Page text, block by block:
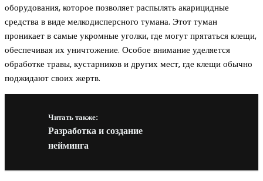
оборудования, которое позволяет распылять акарицидные
средства в виде мелкодисперсного тумана. Этот туман
проникает в самые укромные уголки, где могут прятаться клещи,
обеспечивая их уничтожение. Особое внимание уделяется
обработке травы, кустарников и других мест, где клещи обычно
поджидают своих жертв.
Читать также:
Разработка и создание
нейминга